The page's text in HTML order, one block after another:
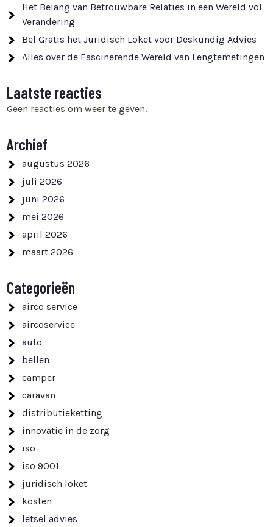
Het Belang van Betrouwbare Relaties in een Wereld vol
Verandering
Bel Gratis het Juridisch Loket voor Deskundig Advies
Alles over de Fascinerende Wereld van Lengtemetingen
Laatste reacties
Geen reacties om weer te geven.
Archief
augustus 2026
juli 2026
juni 2026
mei 2026
april 2026
maart 2026
Categorieën
airco service
aircoservice
auto
bellen
camper
caravan
distributieketting
innovatie in de zorg
iso
iso 9001
juridisch loket
kosten
letsel advies